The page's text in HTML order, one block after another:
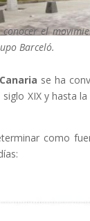
el
Barceló.
se ha
XIX y hasta
como